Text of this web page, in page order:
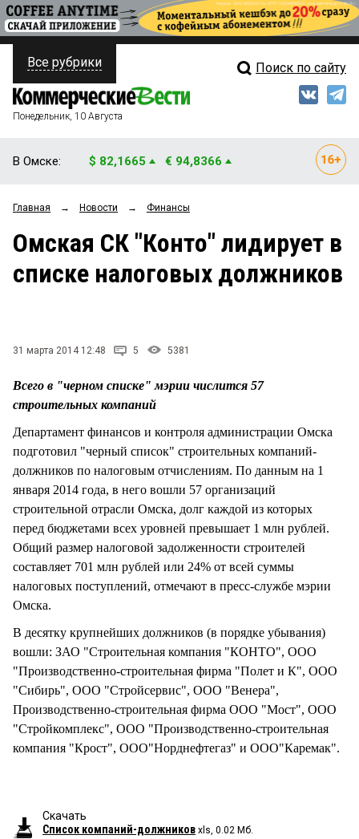
ПОЛИТИКА
ФИНАНСЫ
ОБЩЕСТВО
ЗАКОН
СТИЛЬ ЖИЗНИ
Свежий выпуск
Рейтинги
Блоги
Все рубрики Поиск по сайту
Понедельник, 10 Августа
В Омске: $ 82,1665 € 94,8366
Главная → Новости → Финансы
Омская СК "Конто" лидирует в
списке налоговых должников
31 марта 2014 12:48 5 5381
Всего в "черном списке" мэрии числится 57
строительных компаний
Департамент финансов и контроля администрации Омска
подготовил "черный список" строительных компаний-
должников по налоговым отчислениям. По данным на 1
января 2014 года, в него вошли 57 организаций
строительной отрасли Омска, долг каждой из которых
перед бюджетами всех уровней превышает 1 млн рублей.
Общий размер налоговой задолженности строителей
составляет 701 млн рублей или 24% от всей суммы
налоговых поступлений, отмечают в пресс-службе мэрии
Омска.
В десятку крупнейших должников (в порядке убывания)
вошли: ЗАО "Строительная компания "КОНТО", ООО
"Производственно-строительная фирма "Полет и К", ООО
"Сибирь", ООО "Стройсервис", ООО "Венера",
Производственно-строительная фирма ООО "Мост", ООО
"Стройкомплекс", ООО "Производственно-строительная
компания "Крост", ООО"Норднефтегаз" и ООО"Каремак".
Скачать
Список компаний-должников xls, 0.02 Мб.